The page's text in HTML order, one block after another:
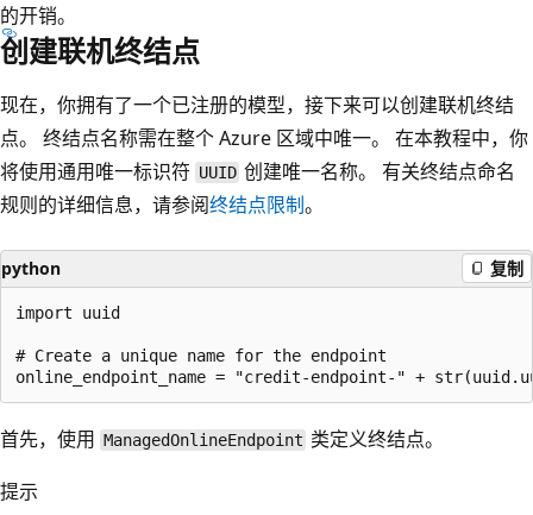
的开销。
创建联机终结点
现在，你拥有了一个已注册的模型，接下来可以创建联机终结
点。 终结点名称需在整个 Azure 区域中唯一。 在本教程中，你
将使用通用唯一标识符 UUID 创建唯一名称。 有关终结点命名
规则的详细信息，请参阅终结点限制。
python 复制
import uuid
# Create a unique name for the endpoint
首先，使用 ManagedOnlineEndpoint 类定义终结点。
提示